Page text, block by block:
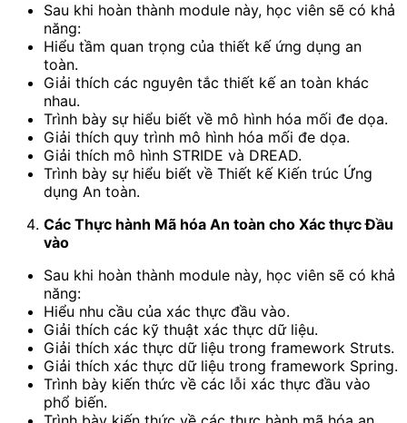
Sau khi hoàn thành module này, học viên sẽ có khả
năng:
Hiểu tầm quan trọng của thiết kế ứng dụng an
toàn.
Giải thích các nguyên tắc thiết kế an toàn khác
nhau.
Trình bày sự hiểu biết về mô hình hóa mối đe dọa.
Giải thích quy trình mô hình hóa mối đe dọa.
Giải thích mô hình STRIDE và DREAD.
Trình bày sự hiểu biết về Thiết kế Kiến trúc Ứng
dụng An toàn.
Các Thực hành Mã hóa An toàn cho Xác thực Đầu
vào
Sau khi hoàn thành module này, học viên sẽ có khả
năng:
Hiểu nhu cầu của xác thực đầu vào.
Giải thích các kỹ thuật xác thực dữ liệu.
Giải thích xác thực dữ liệu trong framework Struts.
Giải thích xác thực dữ liệu trong framework Spring.
Trình bày kiến thức về các lỗi xác thực đầu vào
phổ biến.